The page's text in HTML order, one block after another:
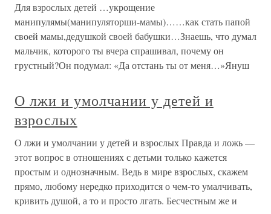
Для взрослых детей …укрощение
манипулямы(манипуляторши-мамы)……как стать папой
своей мамы,дедушкой своей бабушки…Знаешь, что думал
мальчик, которого ты вчера спрашивал, почему он
грустный?Он подумал: «Да отстань ты от меня…»Януш
О лжи и умолчании у детей и
взрослых
О лжи и умолчании у детей и взрослых Правда и ложь —
этот вопрос в отношениях с детьми только кажется
простым и однозначным. Ведь в мире взрослых, скажем
прямо, любому нередко приходится о чем-то умалчивать,
кривить душой, а то и просто лгать. Бесчестным же и